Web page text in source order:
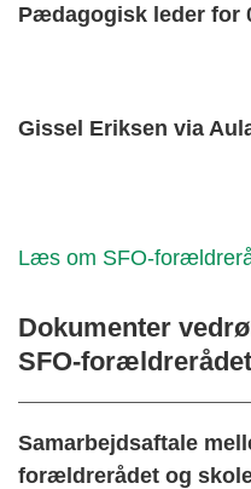
Pædagogisk leder for
Gissel Eriksen via
Læs om SFO-
Dokumenter
SFO-forældrerådet
Samarbejdsaftale
forældrerådet og